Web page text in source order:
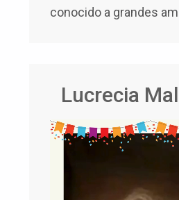
conocido a grandes
Lucrecia